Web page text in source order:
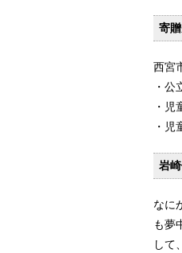
寄
西宮
・
・児
・児
岩
なに
も夢
して